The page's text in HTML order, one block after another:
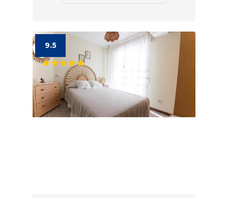
9.5